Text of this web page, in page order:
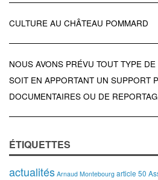
CULTURE AU CHÂTEAU POMMARD
NOUS AVONS PRÉVU TOUT TYPE
SOIT EN APPORTANT UN SUPPORT
DOCUMENTAIRES OU DE
ÉTIQUETTES
actualités Arnaud Montebourg article 50